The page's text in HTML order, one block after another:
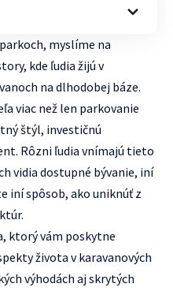
myslíme na
kde ľudia žijú v
na dlhodobej báze.
viac než len parkovanie
štýl, investičnú
Rôzni ľudia vnímajú tieto
vidia dostupné bývanie, iní
iní spôsob, ako uniknúť z
ktorý vám poskytne
života v karavanových
výhodách aj skrytých